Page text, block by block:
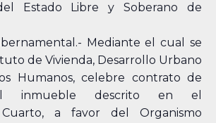
Estado Libre y Soberano de
Mediante el cual se
de Vivienda, Desarrollo Urbano
Humanos, celebre contrato de
inmueble descrito en el
Cuarto, a favor del Organismo